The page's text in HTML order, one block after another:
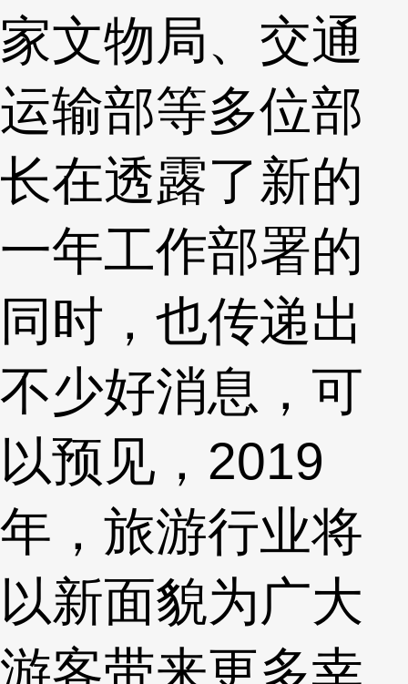
家文物局、交通
运输部等多位部
长在透露了新的
一年工作部署的
同时，也传递出
不少好消息，可
以预见，2019
年，旅游行业将
以新面貌为广大
游客带来更多幸